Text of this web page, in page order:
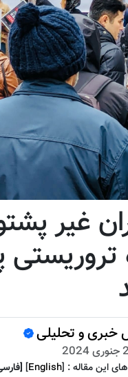
غیر
تروریستی
خبری و تحلیلی
اين مقاله : [English]